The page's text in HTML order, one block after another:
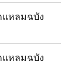
แหลมฉบัง
แหลมฉบัง